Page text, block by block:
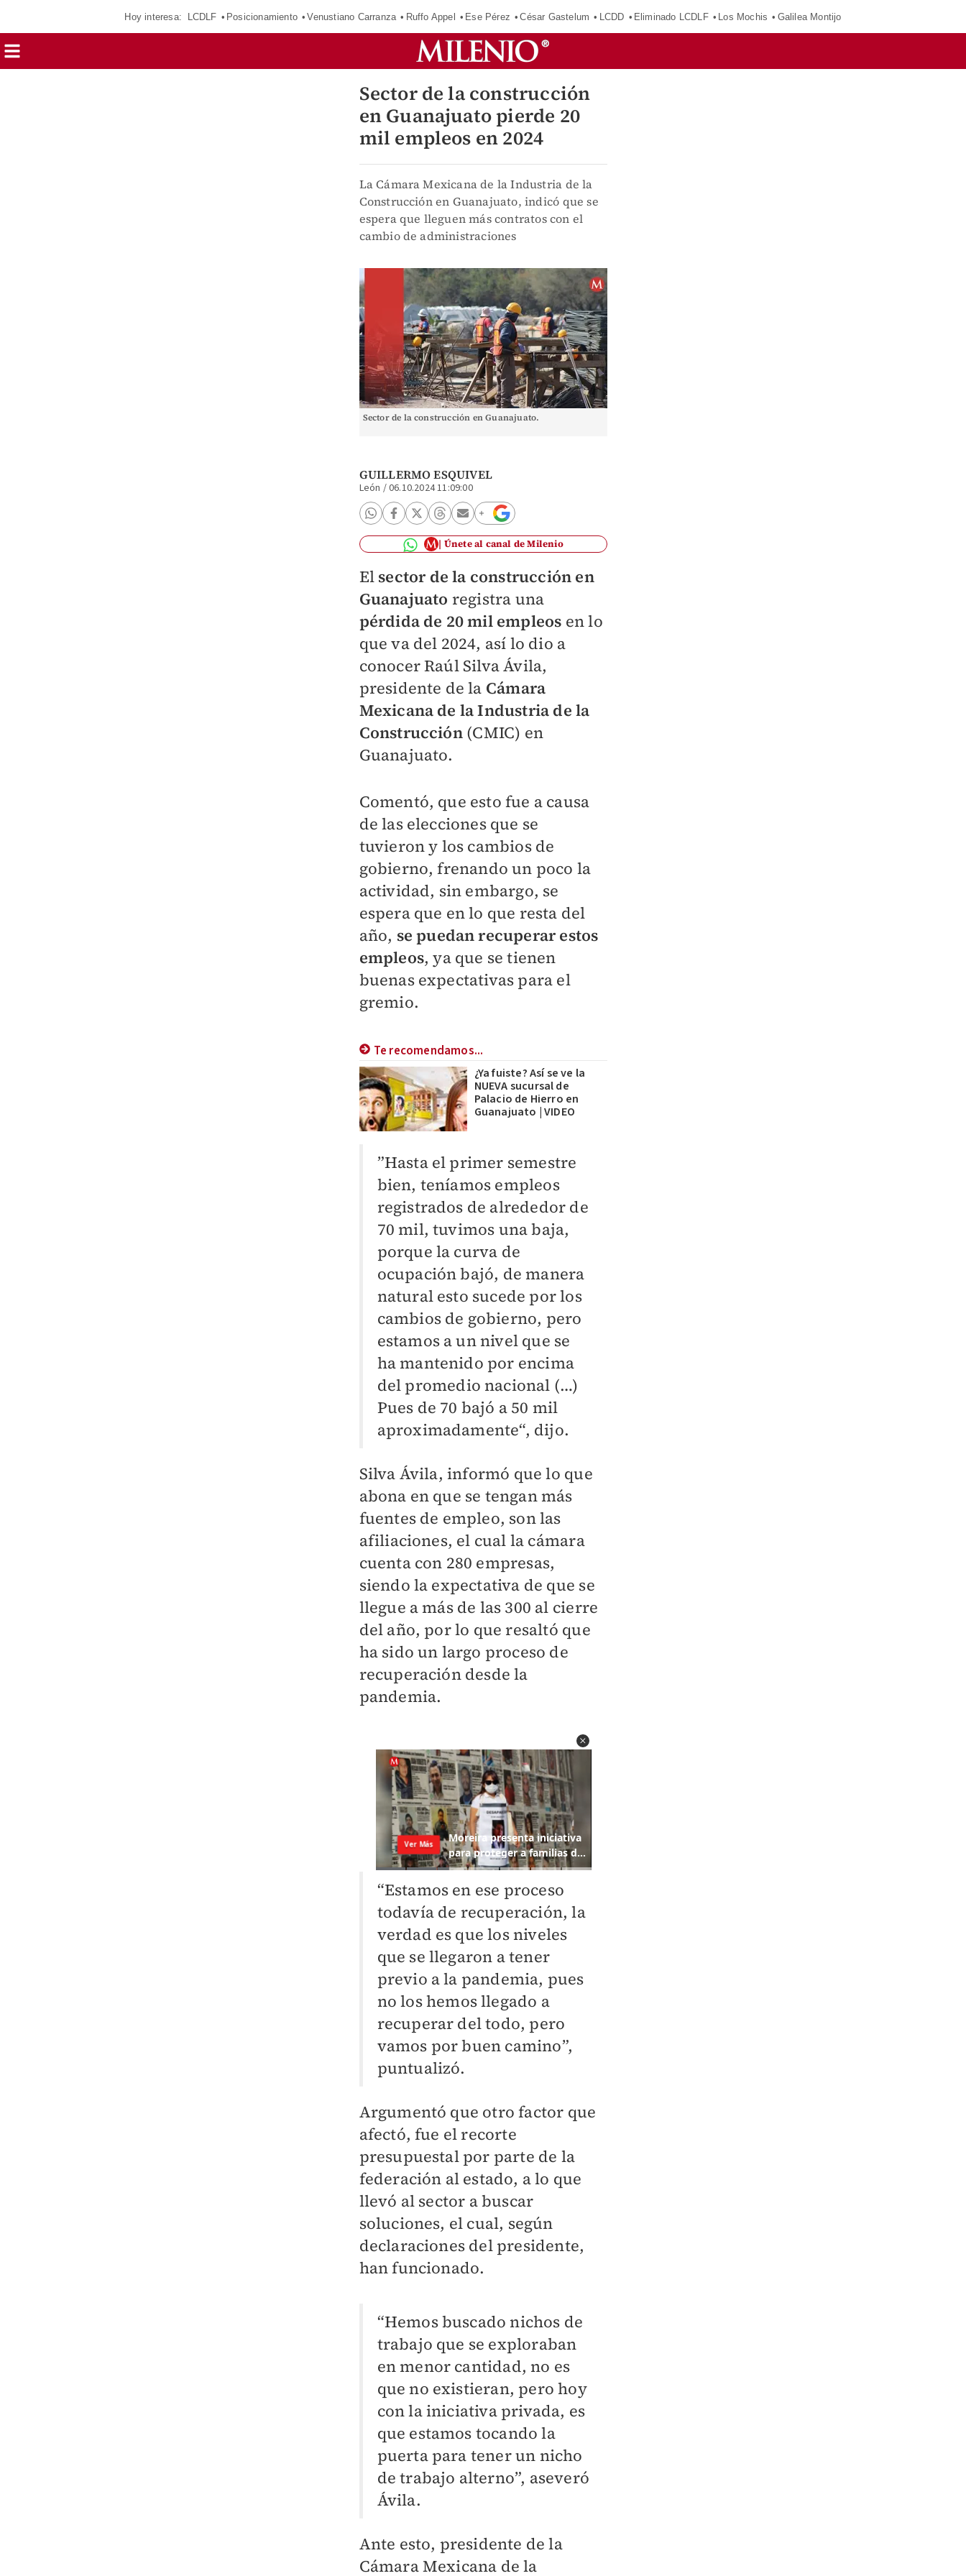
Hoy interesa: LCDLF Posicionamiento Venustiano Carranza Ruffo Appel Ese Pérez César Gastelum LCDD Eliminado LCDLF Los Mochis Galilea Montijo
Sector de la construcción
en Guanajuato pierde 20
mil empleos en 2024
La Cámara Mexicana de la Industria de la
Construcción en Guanajuato, indicó que se
espera que lleguen más contratos con el
cambio de administraciones
Sector de la construcción en Guanajuato.
GUILLERMO ESQUIVEL
León /06.10.2024 11:09:00
Únete al canal de Milenio
El sector de la construcción en
Guanajuato registra una
pérdida de 20 mil empleos en lo
que va del 2024, así lo dio a
conocer Raúl Silva Ávila,
presidente de la Cámara
Mexicana de la Industria de la
Construcción(CMIC) en
Guanajuato.
Comentó, que esto fue a causa
de las elecciones que se
tuvieron y los cambios de
gobierno, frenando un poco la
actividad, sin embargo, se
espera que en lo que resta del
año, se puedan recuperar estos
empleos, ya que se tienen
buenas expectativas para el
gremio.
Te recomendamos...
¿Ya fuiste? Así se ve la
NUEVA sucursal de
Palacio de Hierro en
Guanajuato | VIDEO
”Hasta el primer semestre
bien, teníamos empleos
registrados de alrededor de
70 mil, tuvimos una baja,
porque la curva de
ocupación bajó, de manera
natural esto sucede por los
cambios de gobierno, pero
estamos a un nivel que se
ha mantenido por encima
del promedio nacional (…)
Pues de 70 bajó a 50 mil
aproximadamente“, dijo.
Silva Ávila, informó que lo que
abona en que se tengan más
fuentes de empleo, son las
afiliaciones, el cual la cámara
cuenta con 280 empresas,
siendo la expectativa de que se
llegue a más de las 300 al cierre
del año, por lo que resaltó que
ha sido un largo proceso de
recuperación desde la
pandemia.
“Estamos en ese proceso
todavía de recuperación, la
verdad es que los niveles
que se llegaron a tener
previo a la pandemia, pues
no los hemos llegado a
recuperar del todo, pero
vamos por buen camino”,
puntualizó.
Argumentó que otro factor que
afectó, fue el recorte
presupuestal por parte de la
federación al estado, a lo que
llevó al sector a buscar
soluciones, el cual, según
declaraciones del presidente,
han funcionado.
“Hemos buscado nichos de
trabajo que se exploraban
en menor cantidad, no es
que no existieran, pero hoy
con la iniciativa privada, es
que estamos tocando la
puerta para tener un nicho
de trabajo alterno”, aseveró
Ávila.
Ante esto, presidente de la
Cámara Mexicana de la